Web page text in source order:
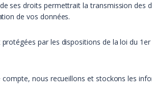
ses droits permettrait la transmission des
de vos données.
par les dispositions de la loi du
nous recueillons et stockons les